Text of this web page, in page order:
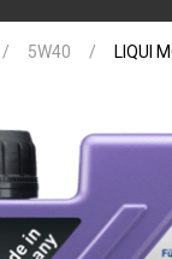
5W40 LIQUI